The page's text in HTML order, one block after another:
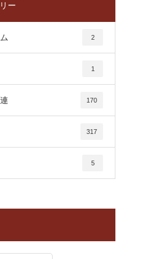
ー
2
1
170
317
5